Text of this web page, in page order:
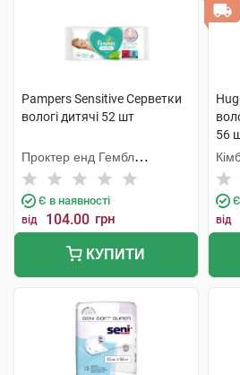
Pampers Sensitive Серветки
вологі дитячі 52 шт
Проктер енд Гембл
Мануфекчурінг
Є в наявності
від 104.00 грн
КУПИТИ
56
від